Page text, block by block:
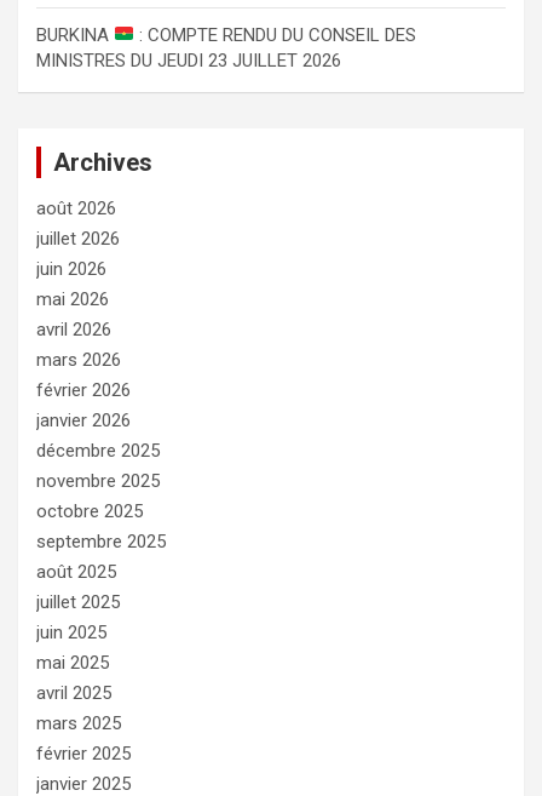
BURKINA
: COMPTE RENDU DU CONSEIL DES
MINISTRES DU JEUDI 23 JUILLET 2026
Archives
août 2026
juillet 2026
juin 2026
mai 2026
avril 2026
mars 2026
février 2026
janvier 2026
décembre 2025
novembre 2025
octobre 2025
septembre 2025
août 2025
juillet 2025
juin 2025
mai 2025
avril 2025
mars 2025
février 2025
janvier 2025